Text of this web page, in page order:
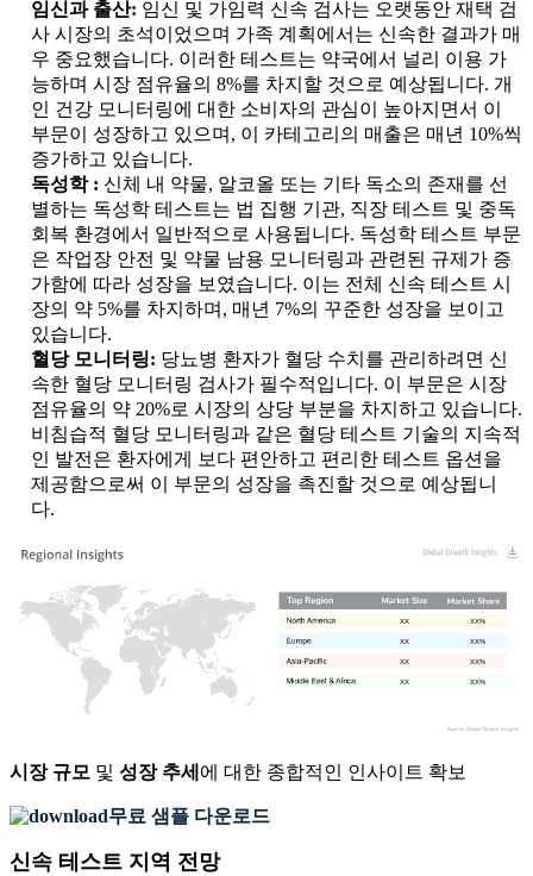
임신과 출산: 임신 및 가임력 신속 검사는 오랫동안 재택 검
사 시장의 초석이었으며 가족 계획에서는 신속한 결과가 매
우 중요했습니다. 이러한 테스트는 약국에서 널리 이용 가
능하며 시장 점유율의 8%를 차지할 것으로 예상됩니다. 개
인 건강 모니터링에 대한 소비자의 관심이 높아지면서 이
부문이 성장하고 있으며, 이 카테고리의 매출은 매년 10%씩
증가하고 있습니다.
독성학 : 신체 내 약물, 알코올 또는 기타 독소의 존재를 선
별하는 독성학 테스트는 법 집행 기관, 직장 테스트 및 중독
회복 환경에서 일반적으로 사용됩니다. 독성학 테스트 부문
은 작업장 안전 및 약물 남용 모니터링과 관련된 규제가 증
가함에 따라 성장을 보였습니다. 이는 전체 신속 테스트 시
장의 약 5%를 차지하며, 매년 7%의 꾸준한 성장을 보이고
있습니다.
혈당 모니터링: 당뇨병 환자가 혈당 수치를 관리하려면 신
속한 혈당 모니터링 검사가 필수적입니다. 이 부문은 시장
점유율의 약 20%로 시장의 상당 부분을 차지하고 있습니다.
비침습적 혈당 모니터링과 같은 혈당 테스트 기술의 지속적
인 발전은 환자에게 보다 편안하고 편리한 테스트 옵션을
제공함으로써 이 부문의 성장을 촉진할 것으로 예상됩니
다.
XX%
XX
XX%
XX
XX%
XX
XX%
XX
시장 규모 및 성장 추세 에 대한 종합적인 인사이트 확보
무료 샘플 다운로드
신속 테스트 지역 전망